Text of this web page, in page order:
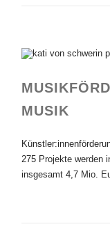
MUSIK
275 Projekte werden
insgesamt 4,7 Mio.